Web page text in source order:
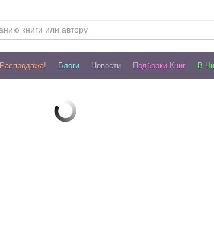
Распродажа! Блоги Новости Подборки Книг В